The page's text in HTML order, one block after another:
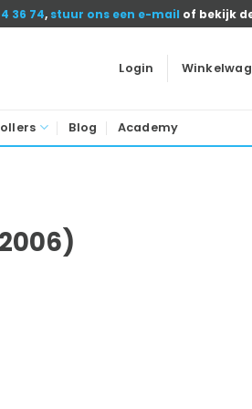
36 74, stuur ons een e-mail of bekijk
Login
Blog Academy